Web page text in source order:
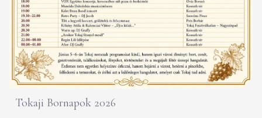
Tokaji Bornapok 2026